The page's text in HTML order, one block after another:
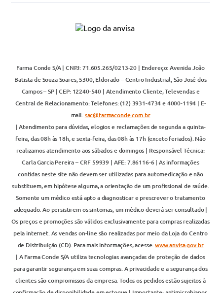
Farma Conde S/A | CNPJ: 71.605.265/0213-20 | Endereço: Avenida João
Batista de Souza Soares, 5300, Eldorado – Centro Industrial, São José dos
Campos – SP | CEP: 12240-540 | Atendimento Cliente, Televendas e
Central de Relacionamento: Telefones: (12) 3931-4734 e 4000-1194 | E-
mail:sac@farmaconde.com.br
| Atendimento para dúvidas, elogios e reclamações de segunda a quinta-
feira, das 08h às 18h, e sexta-feira, das 08h às 17h (exceto feriados). Não
realizamos atendimento aos sábados e domingos | Responsável Técnica:
Carla Garcia Pereira – CRF 59939 | AFE: 7.86116-6 | As informações
contidas neste site não devem ser utilizadas para automedicação e não
substituem, em hipótese alguma, a orientação de um profissional de saúde.
Somente um médico está apto a diagnosticar e prescrever o tratamento
adequado. Ao persistirem os sintomas, um médico deverá ser consultado |
Os preços e promoções são válidos exclusivamente para compras realizadas
pela internet. As vendas on-line são realizadas por meio da Loja do Centro
de Distribuição (CD). Para mais informações, acesse:www.anvisa.gov.br
| A Farma Conde S/A utiliza tecnologias avançadas de proteção de dados
para garantir segurança em suas compras. A privacidade e a segurança dos
clientes são compromissos da empresa. Todos os pedidos estão sujeitos à